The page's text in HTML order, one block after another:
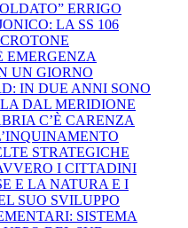
ERRIGO
LA SS 106
EMERGENZA
UN GIORNO
IN DUE ANNI SONO
DAL MERIDIONE
C’È CARENZA
STRATEGICHE
I CITTADINI
E LA NATURA E I
SUO SVILUPPO
SISTEMA